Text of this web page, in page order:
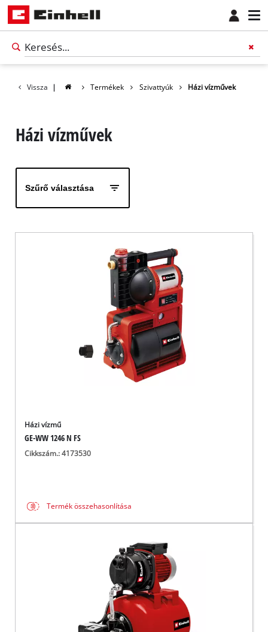
Vissza | Termékek Szivattyúk Házi vízművek
Házi vízművek
Szűrő választása
Házi vízmű
GE-WW 1246 N FS
Cikkszám.: 4173530
Termék összehasonlítása